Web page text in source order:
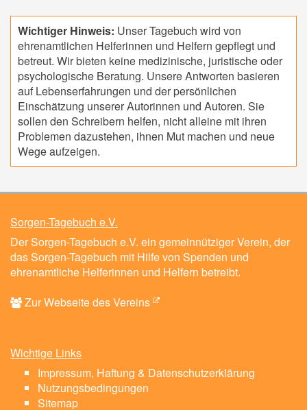
Wichtiger Hinweis: Unser Tagebuch wird von
ehrenamtlichen Helferinnen und Helfern gepflegt und
betreut. Wir bieten keine medizinische, juristische oder
psychologische Beratung. Unsere Antworten basieren
auf Lebenserfahrungen und der persönlichen
Einschätzung unserer Autorinnen und Autoren. Sie
sollen den Schreibern helfen, nicht alleine mit ihren
Problemen dazustehen, ihnen Mut machen und neue
Wege aufzeigen.
Sorgen-Tagebuch e.V.
Der Sorgen-Tagebuch e.V. ein gemeinnütziger Verein, der
das Sorgen-Tagebuch mit Hilfe von Spenden und
ehrenamtliche Helferinnen und Helfern betreibt.
Zur Webseite des Vereins
Wichtige Links
Impressum, Haftung & Datenschutzerklärung
Nutzungsbedingungen
Sitemap